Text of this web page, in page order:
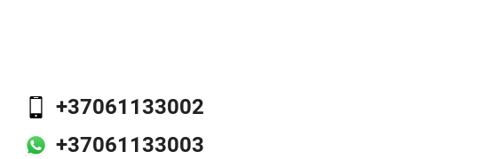
+37061133002
+37061133003